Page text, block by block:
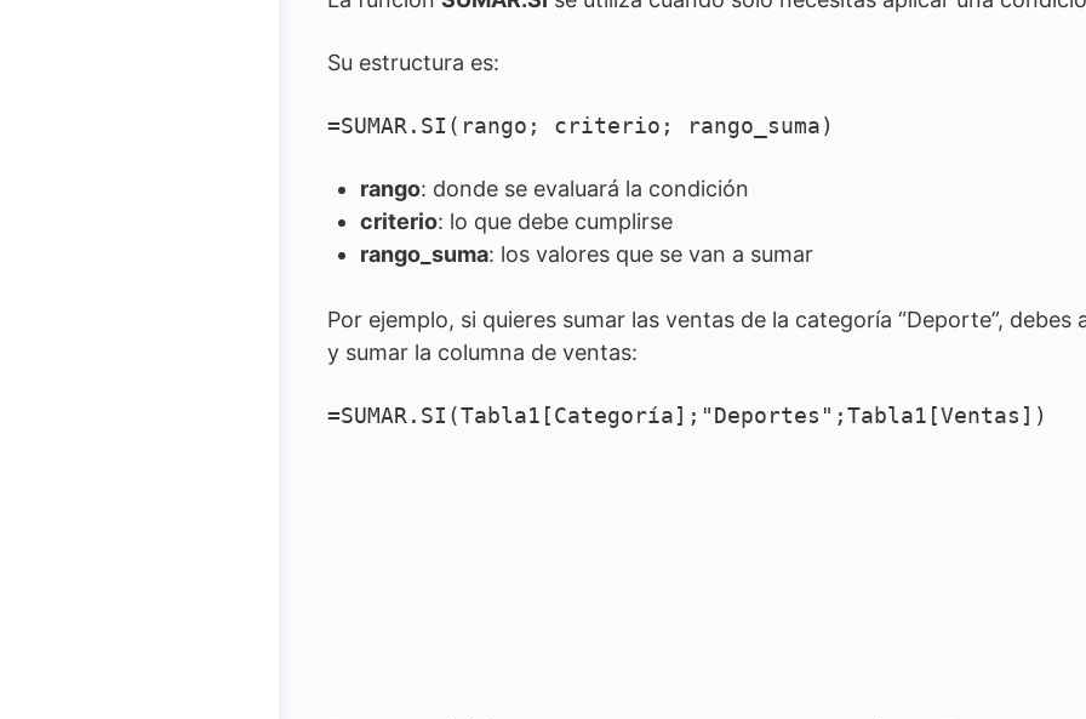
Su estructura es:
=SUMAR.SI(rango; criterio; rango_suma)
rango: donde se evaluará la condición
criterio: lo que debe cumplirse
rango_suma: los valores que se van a sumar
Por ejemplo, si quieres sumar las ventas de la categoría “Deporte”,
y sumar la columna de ventas:
=SUMAR.SI(Tabla1[Categoría];"Deportes";Tabla1[Ventas])